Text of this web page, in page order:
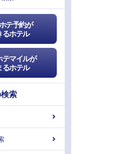
テ予約が
るホテル
テマイルが
るホテル
索